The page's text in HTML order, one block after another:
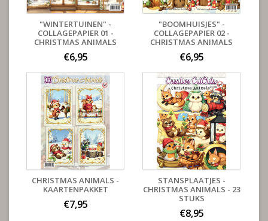
"WINTERTUINEN" -
COLLAGEPAPIER 01 -
CHRISTMAS ANIMALS
€6,95
"BOOMHUISJES" -
COLLAGEPAPIER 02 -
CHRISTMAS ANIMALS
€6,95
CHRISTMAS ANIMALS -
KAARTENPAKKET
€7,95
STANSPLAATJES -
CHRISTMAS ANIMALS - 23
STUKS
€8,95